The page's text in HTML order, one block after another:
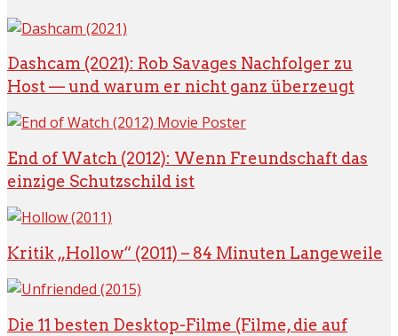
Dashcam (2021): Rob Savages Nachfolger zu
Host — und warum er nicht ganz überzeugt
End of Watch (2012): Wenn Freundschaft das
einzige Schutzschild ist
Kritik „Hollow“ (2011) – 84 Minuten Langeweile
Die 11 besten Desktop-Filme (Filme, die auf